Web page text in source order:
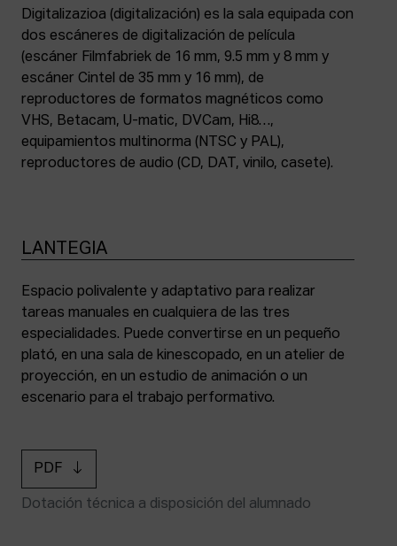
Digitalizazioa (digitalización) es la sala equipada con
dos escáneres de digitalización de película
(escáner Filmfabriek de 16 mm, 9.5 mm y 8 mm y
escáner Cintel de 35 mm y 16 mm), de
reproductores de formatos magnéticos como
VHS, Betacam, U-matic, DVCam, Hi8…,
equipamientos multinorma (NTSC y PAL),
reproductores de audio (CD, DAT, vinilo, casete).
LANTEGIA
Espacio polivalente y adaptativo para realizar
tareas manuales en cualquiera de las tres
especialidades. Puede convertirse en un pequeño
plató, en una sala de kinescopado, en un atelier de
proyección, en un estudio de animación o un
escenario para el trabajo performativo.
PDF
Dotación técnica a disposición del alumnado